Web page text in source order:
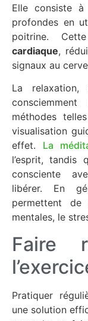
Elle consiste
profondes en
poitrine.
cardiaque,
signaux au
La
méthodes
visualisation
effet. La
l’esprit,
consciente
libérer. En
permettent
mentales, le
Faire
Pratiquer
une solution